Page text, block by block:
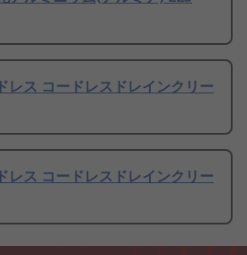
レス コードレスドレインクリー
レス コードレスドレインクリー